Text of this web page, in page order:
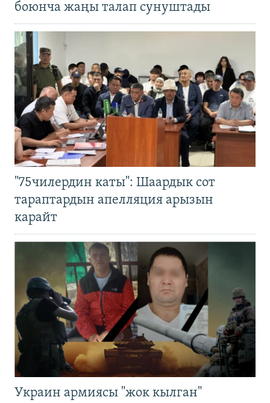
боюнча жаңы талап сунуштады
"75чилердин каты": Шаардык сот
тараптардын апелляция арызын
карайт
Украин армиясы "жок кылган"